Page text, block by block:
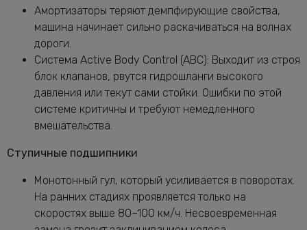
Амортизаторы теряют демпфирующие свойства,
машина начинает сильно раскачиваться на волнах
дороги.
Система Active Body Control (ABC): Выходит из строя
блок клапанов, рвутся гидрошланги высокого
давления или текут сами стойки. Ошибки по этой
системе критичны и требуют немедленного
вмешательства.
Ступичные подшипники
Монотонный гул, который усиливается в поворотах.
На ранних стадиях проявляется только на
скоростях выше 80–100 км/ч. Несвоевременная